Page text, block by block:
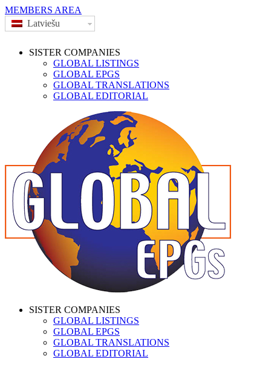
MEMBERS AREA
Latviešu
SISTER COMPANIES
GLOBAL LISTINGS
GLOBAL EPGS
GLOBAL TRANSLATIONS
GLOBAL EDITORIAL
SISTER COMPANIES
GLOBAL LISTINGS
GLOBAL EPGS
GLOBAL TRANSLATIONS
GLOBAL EDITORIAL